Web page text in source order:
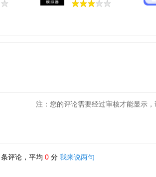
注：您的评论需要经过审核才能显示，
条评论，平均 0 分 我来说两句